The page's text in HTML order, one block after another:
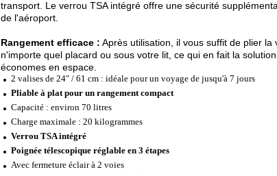
transport. Le verrou TSA intégré offre une sécurité
de l'aéroport.
Rangement efficace : Après utilisation, il vous suffit de plier
n'importe quel placard ou sous votre lit, ce qui en fait la
économes en espace.
2 valises de 24" / 61 cm : idéale pour un voyage de jusqu'à 7 jours
Pliable à plat pour un rangement compact
Capacité : environ 70 litres
Charge maximale : 20 kilogrammes
Verrou TSA intégré
Poignée télescopique réglable en 3 étapes
Avec fermeture éclair à 2 voies